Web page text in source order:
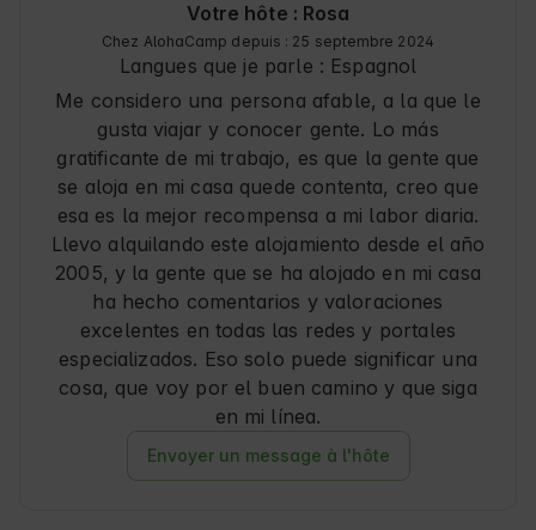
Votre hôte : Rosa
Chez AlohaCamp depuis : 25 septembre 2024
Langues que je parle : Espagnol
Me considero una persona afable, a la que le
gusta viajar y conocer gente. Lo más
gratificante de mi trabajo, es que la gente que
se aloja en mi casa quede contenta, creo que
esa es la mejor recompensa a mi labor diaria.
Llevo alquilando este alojamiento desde el año
2005, y la gente que se ha alojado en mi casa
ha hecho comentarios y valoraciones
excelentes en todas las redes y portales
especializados. Eso solo puede significar una
cosa, que voy por el buen camino y que siga
en mi línea.
Envoyer un message à l'hôte